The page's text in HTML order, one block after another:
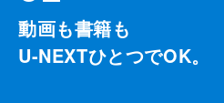
動画も書籍も
U-NEXTひとつでOK。